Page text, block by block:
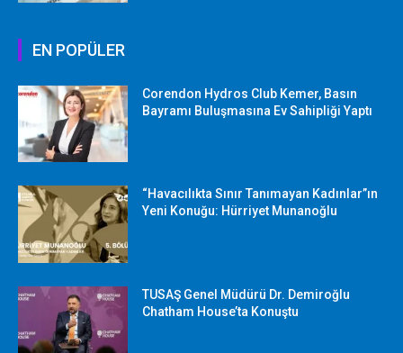
EN POPÜLER
Corendon Hydros Club Kemer, Basın
Bayramı Buluşmasına Ev Sahipliği Yaptı
“Havacılıkta Sınır Tanımayan Kadınlar”ın
Yeni Konuğu: Hürriyet Munanoğlu
TUSAŞ Genel Müdürü Dr. Demiroğlu
Chatham House’ta Konuştu